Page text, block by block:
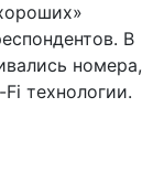
В
номера,
технологии.